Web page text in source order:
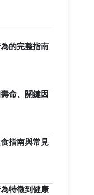
的完整指南
命、關鍵因
指南與常見
特徵到健康